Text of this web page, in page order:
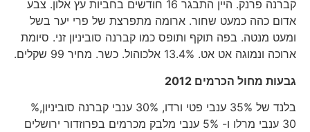
קברנה פרנק. היין התבגר 16 חודשים בחביות עץ אלון. צבע
אדום כהה כמעט שחור. ארומה מתפרצת של פרי יער בשל
ומעט מנטה. בפה תוקף ותופס כמו קברנה סוביניון זני. סיומת
ארוכה ונמוגה אט אט. 13.4% אלכוהול. כשר. מחיר 99 שקלים.
גבעות מחול הכרמים 2012
בלנד של 35% ענבי פטי ורדו, 30% ענבי קברנה סוביניון,%
30 ענבי מרלו ו- 5% ענבי מלבק מכרמים בפרוזדור ירושלים